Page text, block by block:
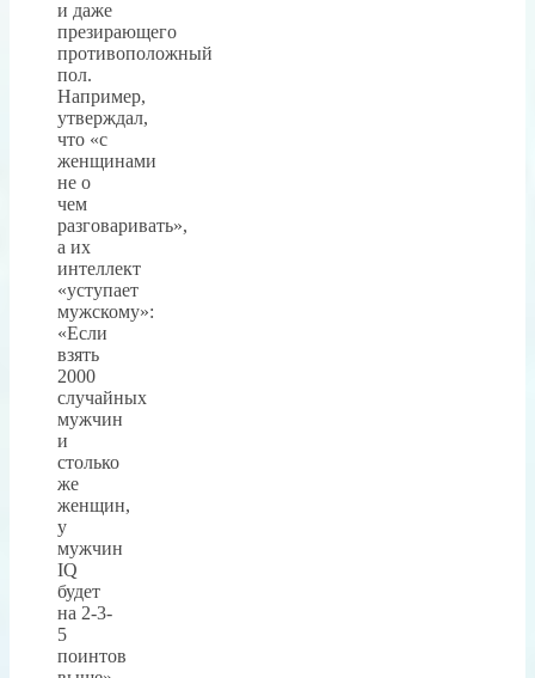
и даже
презирающего
противоположный
пол.
Например,
утверждал,
что «с
женщинами
не о
чем
разговаривать»,
а их
интеллект
«уступает
мужскому»:
«Если
взять
2000
случайных
мужчин
и
столько
же
женщин,
у
мужчин
IQ
будет
на 2-3-
5
поинтов